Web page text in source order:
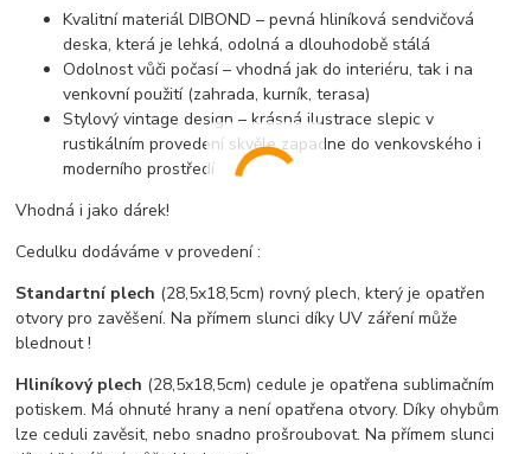
Kvalitní materiál DIBOND – pevná hliníková sendvičová
deska, která je lehká, odolná a dlouhodobě stálá
Odolnost vůči počasí– vhodná jak do interiéru, tak i na
venkovní použití (zahrada, kurník, terasa)
Stylový vintage design – krásná ilustrace slepic v
rustikálním provedení skvěle zapadne do venkovského i
moderního prostředí
Vhodná i jako dárek!
Cedulku dodáváme v provedení :
Standartní plech (28,5x18,5cm) rovný plech, který je opatřen
otvory pro zavěšení. Na přímem slunci díky UV záření může
blednout !
Hliníkový plech (28,5x18,5cm) cedule je opatřena sublimačním
potiskem. Má ohnuté hrany a není opatřena otvory. Díky ohybům
lze ceduli zavěsit, nebo snadno prošroubovat. Na přímem slunci